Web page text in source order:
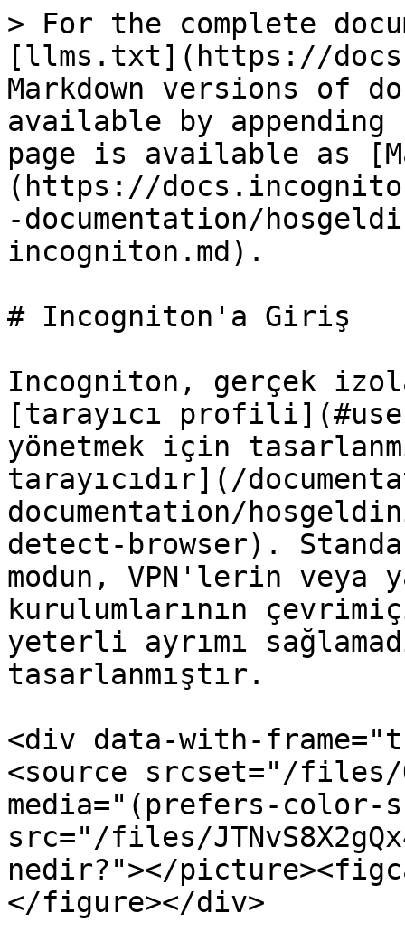
> For the complete
[llms.txt](https://
Markdown versions of
available by
page is available as
(https://
-documentation/
incogniton.md).
# Incogniton'a Giriş
Incogniton, gerçek
[tarayıcı
yönetmek için
tarayıcıdır](/
documentation/
detect-browser).
modun, VPN'lerin veya
kurulumlarının
yeterli ayrımı
tasarlanmıştır.
<div data-with-
<source srcset="/files/
media="(prefers-color-
src="/files/
nedir?"></
</figure></div>